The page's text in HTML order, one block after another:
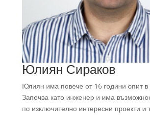
Юлиян Сираков
Юлиян има повече от 16 години опит в
Започва като инженер и има
по изключително интересни проекти и